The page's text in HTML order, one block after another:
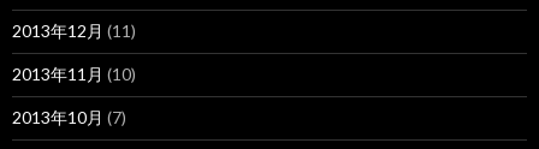
2013年12月 (11)
2013年11月 (10)
2013年10月 (7)